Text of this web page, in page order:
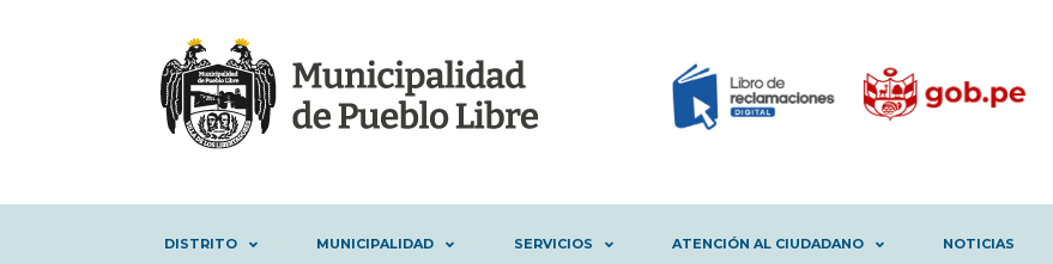
DISTRITO MUNICIPALIDAD SERVICIOS ATENCIÓN AL CIUDADANO NOTICIAS